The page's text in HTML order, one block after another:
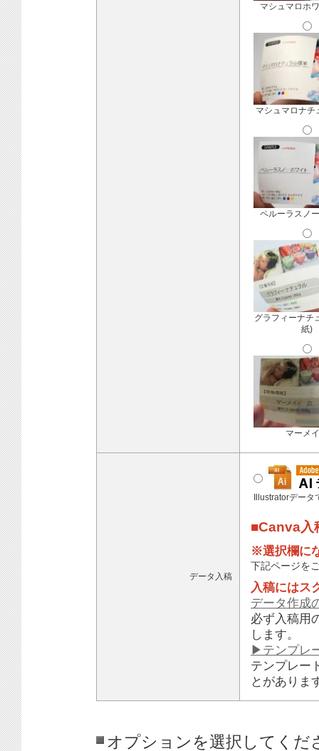
マシュマロホ
マシュマロナチ
ペルーラスノ
グラフィーナチ
紙)
マーメ
データ入稿
Illustratorデータ
■Canva入
※選択欄に
下記ページを
入稿にはス
データ作成
必ず入稿用
します。
▶テンプレ
テンプレー
とがありま
オプションを選択してくだ